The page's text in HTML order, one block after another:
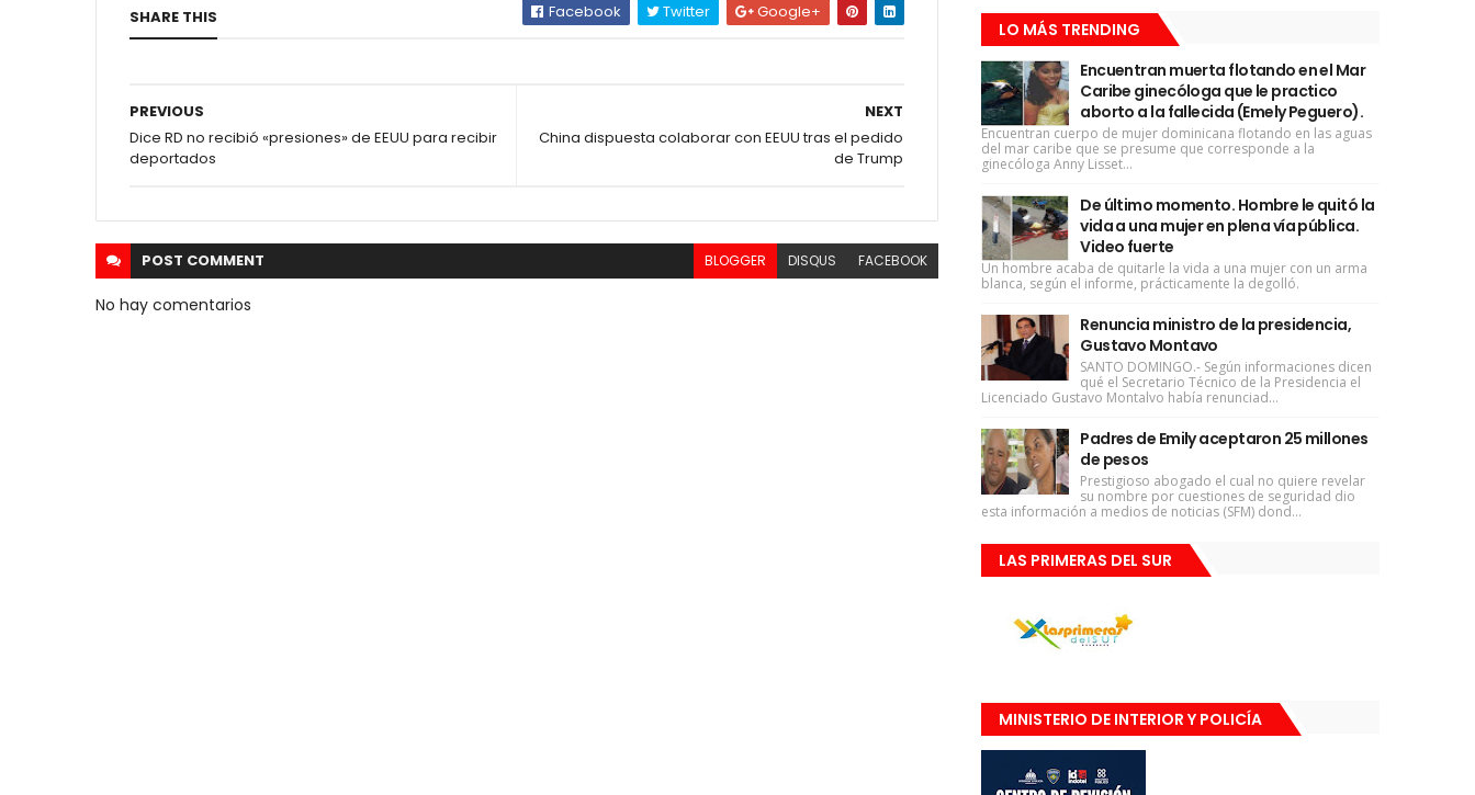
SHARE THIS Facebook Twitter Google+
NEXT
China dispuesta colaborar con EEUU tras el pedido
de Trump
PREVIOUS
Dice RD no recibió «presiones» de EEUU para recibir
deportados
POST COMMENT BLOGGER DISQUS FACEBOOK
No hay comentarios
LO MÁS TRENDING
Encuentran muerta flotando en el Mar
Caribe ginecóloga que le practico
aborto a la fallecida (Emely Peguero).
Encuentran cuerpo de mujer dominicana flotando en las aguas
del mar caribe que se presume que corresponde a la
ginecóloga Anny Lisset...
De último momento. Hombre le quitó la
vida a una mujer en plena vía pública.
Video fuerte
Un hombre acaba de quitarle la vida a una mujer con un arma
blanca, según el informe, prácticamente la degolló.
Renuncia ministro de la presidencia,
Gustavo Montavo
SANTO DOMINGO.- Según informaciones dicen
qué el Secretario Técnico de la Presidencia el
Licenciado Gustavo Montalvo había renunciad...
Padres de Emily aceptaron 25 millones
de pesos
Prestigioso abogado el cual no quiere revelar
su nombre por cuestiones de seguridad dio
esta información a medios de noticias (SFM) dond...
LAS PRIMERAS DEL SUR
MINISTERIO DE INTERIOR Y POLICÍA